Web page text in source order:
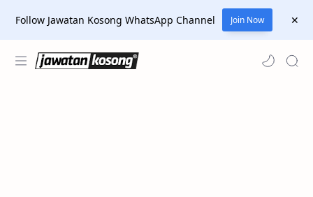
Follow Jawatan Kosong WhatsApp Channel Join Now